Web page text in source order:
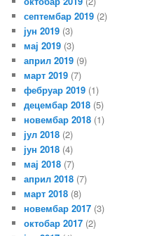
септембар 2019 (2)
јун 2019 (3)
мај 2019 (3)
април 2019 (9)
март 2019 (7)
фебруар 2019 (1)
децембар 2018 (5)
новембар 2018 (1)
јул 2018 (2)
јун 2018 (4)
мај 2018 (7)
април 2018 (7)
март 2018 (8)
новембар 2017 (3)
октобар 2017 (2)